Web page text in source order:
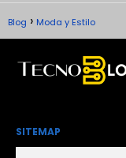
Blog Moda y Estilo
SITEMAP